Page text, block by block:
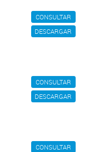
CONSULTAR
DESCARGAR
CONSULTAR
DESCARGAR
CONSULTAR